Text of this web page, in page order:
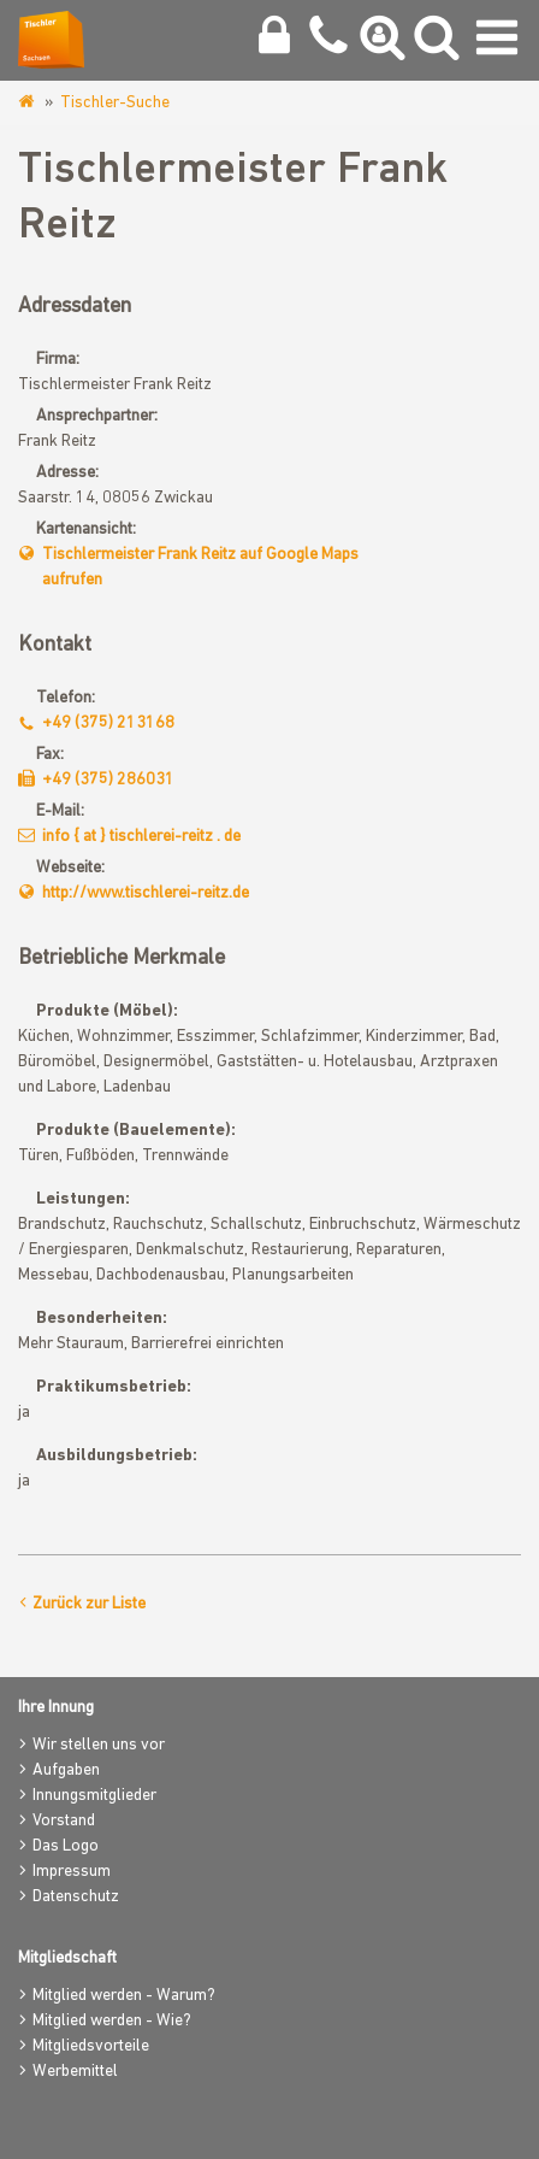
zwickau.de
Tischler-Suche
Tischlermeister Frank
Reitz
Adressdaten
Firma:
Tischlermeister Frank Reitz
Ansprechpartner:
Frank Reitz
Adresse:
Saarstr. 14, 08056 Zwickau
Kartenansicht:
Tischlermeister Frank Reitz auf Google Maps
aufrufen
Kontakt
Telefon:
+49 (375) 213168
Fax:
+49 (375) 286031
E-Mail:
info { at } tischlerei-reitz . de
Webseite:
http://www.tischlerei-reitz.de
Betriebliche Merkmale
Produkte (Möbel):
Küchen, Wohnzimmer, Esszimmer, Schlafzimmer, Kinderzimmer, Bad,
Büromöbel, Designermöbel, Gaststätten- u. Hotelausbau, Arztpraxen
und Labore, Ladenbau
Produkte (Bauelemente):
Türen, Fußböden, Trennwände
Leistungen:
Brandschutz, Rauchschutz, Schallschutz, Einbruchschutz, Wärmeschutz
/ Energiesparen, Denkmalschutz, Restaurierung, Reparaturen,
Messebau, Dachbodenausbau, Planungsarbeiten
Besonderheiten:
Mehr Stauraum, Barrierefrei einrichten
Praktikumsbetrieb:
ja
Ausbildungsbetrieb:
ja
Zurück zur Liste
Ihre Innung
Wir stellen uns vor
Aufgaben
Innungsmitglieder
Vorstand
Das Logo
Impressum
Datenschutz
Mitgliedschaft
Mitglied werden - Warum?
Mitglied werden - Wie?
Mitgliedsvorteile
Werbemittel